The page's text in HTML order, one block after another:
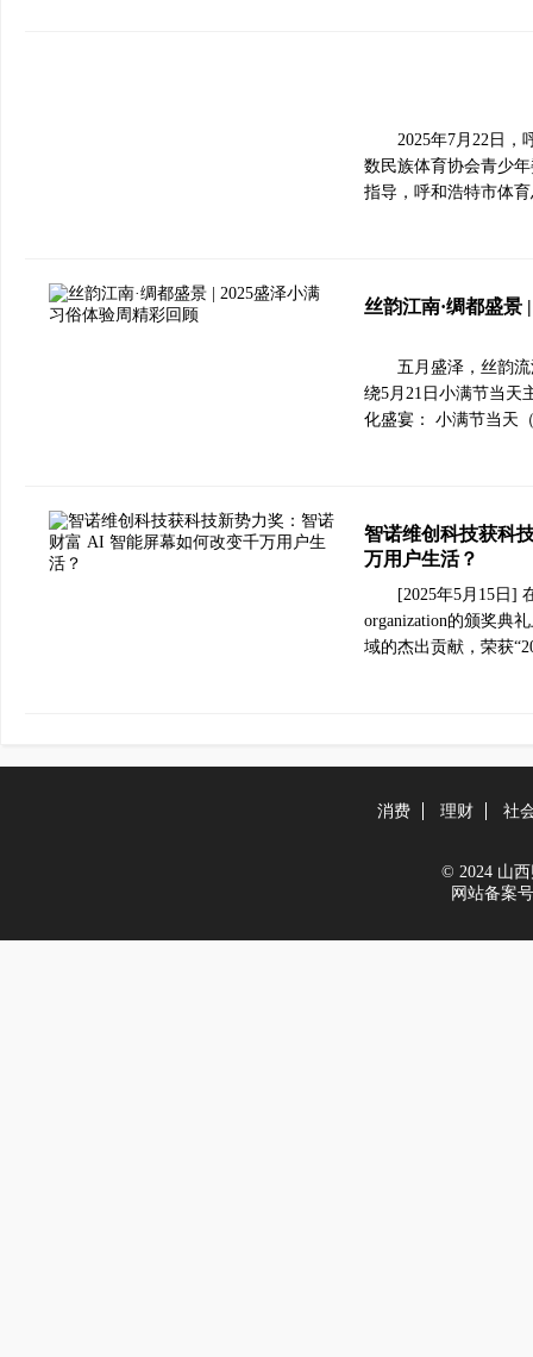
2025年7月22日，
数民族体育协会青少
指导，呼和浩特市体
丝韵江南·绸都盛景
五月盛泽，丝韵
绕5月21日小满节当天
化盛宴： 小满节当天
智诺维创科技获科
万用户生活？
[2025年5月15日]
organization的颁奖典
域的杰出贡献，荣获
消费 理财 社
© 2024 山西
网站备案